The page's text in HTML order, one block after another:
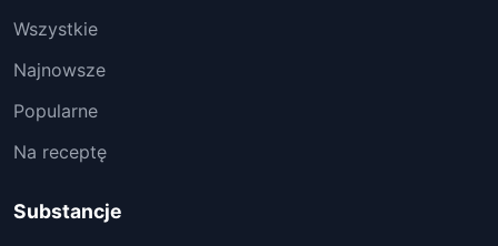
Wszystkie
Najnowsze
Popularne
Na receptę
Substancje